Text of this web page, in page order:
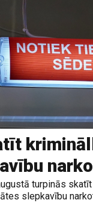
turpinās
slepkavību